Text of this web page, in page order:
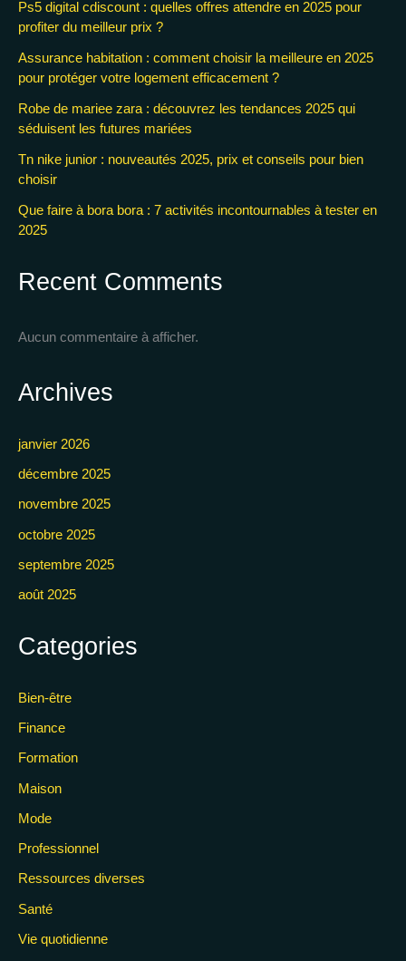
Ps5 digital cdiscount : quelles offres attendre en 2025 pour
profiter du meilleur prix ?
Assurance habitation : comment choisir la meilleure en 2025
pour protéger votre logement efficacement ?
Robe de mariee zara : découvrez les tendances 2025 qui
séduisent les futures mariées
Tn nike junior : nouveautés 2025, prix et conseils pour bien
choisir
Que faire à bora bora : 7 activités incontournables à tester en
2025
Recent Comments
Aucun commentaire à afficher.
Archives
janvier 2026
décembre 2025
novembre 2025
octobre 2025
septembre 2025
août 2025
Categories
Bien-être
Finance
Formation
Maison
Mode
Professionnel
Ressources diverses
Santé
Vie quotidienne